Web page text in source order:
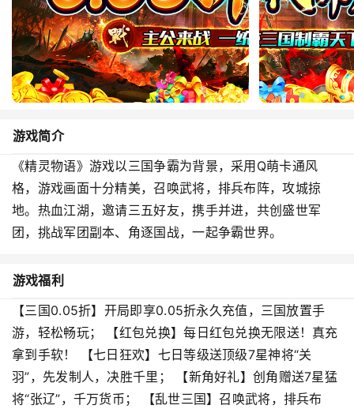
游戏简介
《精灵物语》游戏以三国争霸为背景，采用Q萌卡通风
格，游戏画面十分精美，召唤武将，排兵布阵，攻城掠
地。热血江湖，邀请三五好友，携手并进，共创盛世军
团，挑战军团副本、角逐国战，一起争霸世界。
游戏福利
【三国0.05折】开局即享0.05折永久充值，三国放置手
游，轻松畅玩； 【红包兑换】每日红包兑换无限送！真充
拿到手软！ 【七日狂欢】七日等级送顶级7星神将“关
羽”，先发制人，决胜千里； 【新角好礼】创角赠送7星猛
将“张辽”，千万货币； 【乱世三国】召唤武将，排兵布